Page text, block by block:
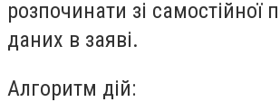
розпочинати зі самостійної
даних в заяві.
Алгоритм дій: